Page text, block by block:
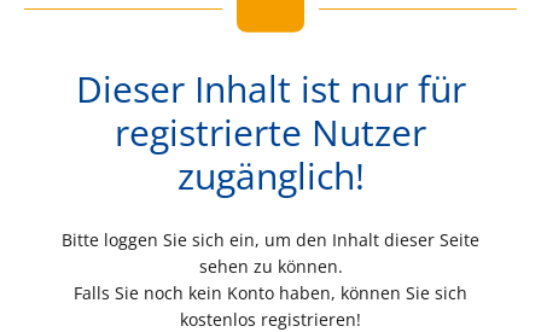
Dieser Inhalt ist nur für
registrierte Nutzer
zugänglich!
Bitte loggen Sie sich ein, um den Inhalt dieser Seite
sehen zu können.
Falls Sie noch kein Konto haben, können Sie sich
kostenlos registrieren!